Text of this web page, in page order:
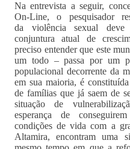
Na entrevista a seguir,
On-Line, o pesquisador
da violência sexual deve
conjuntura atual de
preciso entender que este
um todo – passa por um
populacional decorrente da
em sua maioria, é
de famílias que já saem de
situação de
esperança de
condições de vida com a
Altamira, encontram uma